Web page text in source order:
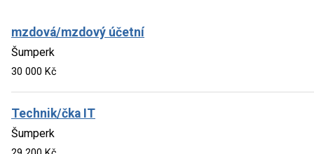
mzdová/mzdový účetní
Šumperk
30 000 Kč
Technik/čka IT
Šumperk